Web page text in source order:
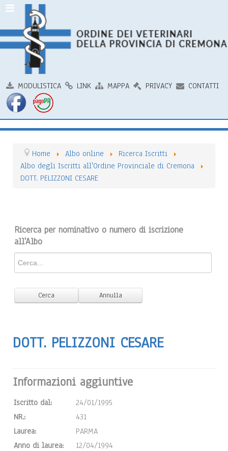
MODULISTICA LINK MAPPA PRIVACY CONTATTI
Home Albo online
Ricerca Iscritti
Albo degli Iscritti all'Ordine Provinciale di Cremona
DOTT. PELIZZONI CESARE
Ricerca per nominativo o numero di iscrizione
all'Albo
DOTT. PELIZZONI CESARE
Informazioni aggiuntive
Iscritto dal:
24/01/1995
NR.:
431
Laurea:
PARMA
Anno di laurea:
12/04/1994